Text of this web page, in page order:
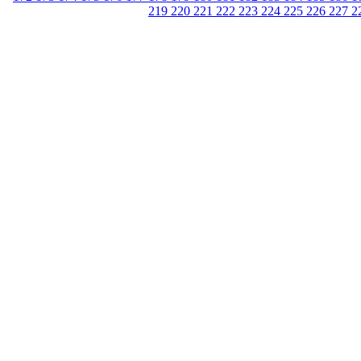
219 220 221 222 223 224 225 226 227